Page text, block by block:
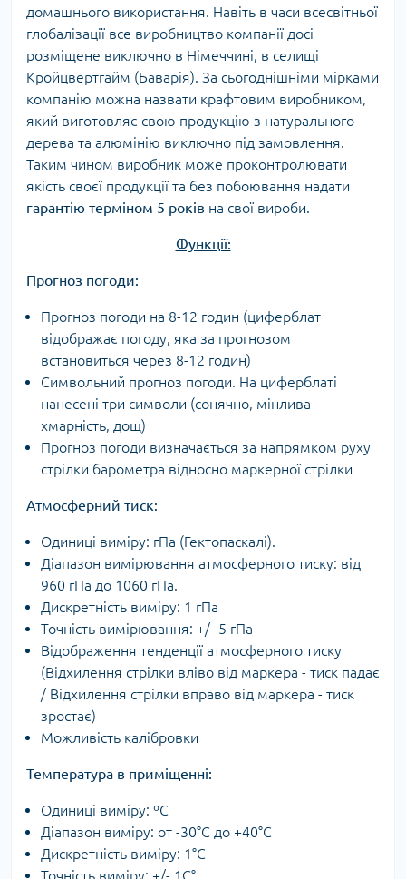
домашнього використання. Навіть в часи всесвітньої
глобалізації все виробництво компанії досі
розміщене виключно в Німеччині, в селищі
Кройцвертгайм (Баварія). За сьогоднішніми мірками
компанію можна назвати крафтовим виробником,
який виготовляє свою продукцію з натурального
дерева та алюмінію виключно під замовлення.
Таким чином виробник може проконтролювати
якість своєї продукції та без побоювання надати
гарантію терміном 5 років на свої вироби.
Функції:
Прогноз погоди:
Прогноз погоди на 8-12 годин (циферблат
відображає погоду, яка за прогнозом
встановиться через 8-12 годин)
Символьний прогноз погоди. На циферблаті
нанесені три символи (сонячно, мінлива
хмарність, дощ)
Прогноз погоди визначається за напрямком руху
стрілки барометра відносно маркерної стрілки
Атмосферний тиск:
Одиниці виміру: гПа (Гектопаскалі).
Діапазон вимірювання атмосферного тиску: від
960 гПа до 1060 гПа.
Дискретність виміру: 1 гПа
Точність вимірювання: +/- 5 гПа
Відображення тенденції атмосферного тиску
(Відхилення стрілки вліво від маркера - тиск падає
/ Відхилення стрілки вправо від маркера - тиск
зростає)
Можливість калібровки
Температура в приміщенні:
Одиниці виміру: ºС
Діапазон виміру: от -30°C до +40°C
Дискретність виміру: 1°C
Точність виміру: +/- 1C°